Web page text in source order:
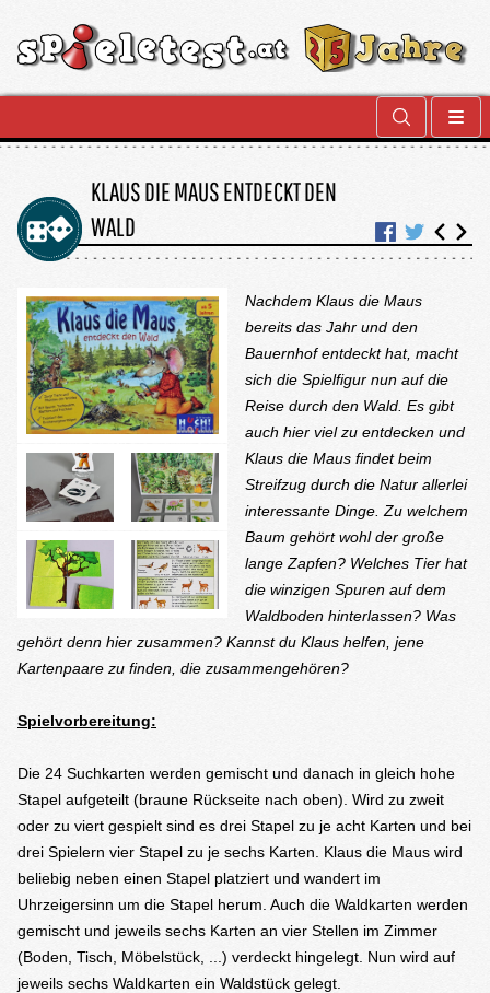
KLAUS DIE MAUS ENTDECKT DEN
WALD
Nachdem Klaus die Maus
bereits das Jahr und den
Bauernhof entdeckt hat, macht
sich die Spielfigur nun auf die
Reise durch den Wald. Es gibt
auch hier viel zu entdecken und
Klaus die Maus findet beim
Streifzug durch die Natur allerlei
interessante Dinge. Zu welchem
Baum gehört wohl der große
lange Zapfen? Welches Tier hat
die winzigen Spuren auf dem
Waldboden hinterlassen? Was
gehört denn hier zusammen? Kannst du Klaus helfen, jene
Kartenpaare zu finden, die zusammengehören?
Spielvorbereitung:
Die 24 Suchkarten werden gemischt und danach in gleich hohe
Stapel aufgeteilt (braune Rückseite nach oben). Wird zu zweit
oder zu viert gespielt sind es drei Stapel zu je acht Karten und bei
drei Spielern vier Stapel zu je sechs Karten. Klaus die Maus wird
beliebig neben einen Stapel platziert und wandert im
Uhrzeigersinn um die Stapel herum. Auch die Waldkarten werden
gemischt und jeweils sechs Karten an vier Stellen im Zimmer
(Boden, Tisch, Möbelstück, ...) verdeckt hingelegt. Nun wird auf
jeweils sechs Waldkarten ein Waldstück gelegt.